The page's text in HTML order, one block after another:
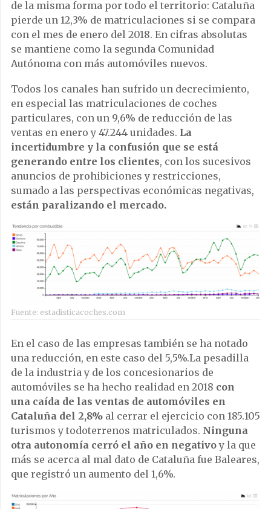
de la misma forma por todo el territorio: Cataluña
pierde un 12,3% de matriculaciones si se compara
con el mes de enero del 2018. En cifras absolutas
se mantiene como la segunda Comunidad
Autónoma con más automóviles nuevos.
Todos los canales han sufrido un decrecimiento,
en especial las matriculaciones de coches
particulares, con un 9,6% de reducción de las
ventas en enero y 47.244 unidades. La
incertidumbre y la confusión que se está
generando entre los clientes, con los sucesivos
anuncios de prohibiciones y restricciones,
sumado a las perspectivas económicas negativas,
están paralizando el mercado.
Fuente: estadisticacoches.com
En el caso de las empresas también se ha notado
una reducción, en este caso del 5,5%.La pesadilla
de la industria y de los concesionarios de
automóviles se ha hecho realidad en 2018 con
una caída de las ventas de automóviles en
Cataluña del 2,8% al cerrar el ejercicio con 185.105
turismos y todoterrenos matriculados. Ninguna
otra autonomía cerró el año en negativoy la que
más se acerca al mal dato de Cataluña fue Baleares,
que registró un aumento del 1,6%.